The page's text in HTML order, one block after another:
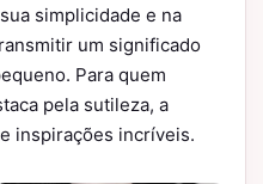
simplicidade e na
um significado
Para quem
pela sutileza, a
inspirações incríveis.